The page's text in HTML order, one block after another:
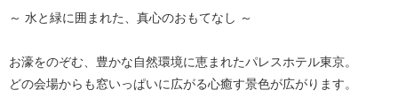
～ 水と緑に囲まれた、真心のおもてなし ～
お濠をのぞむ、豊かな自然環境に恵まれたパレスホテル東京。
どの会場からも窓いっぱいに広がる心癒す景色が広がります。